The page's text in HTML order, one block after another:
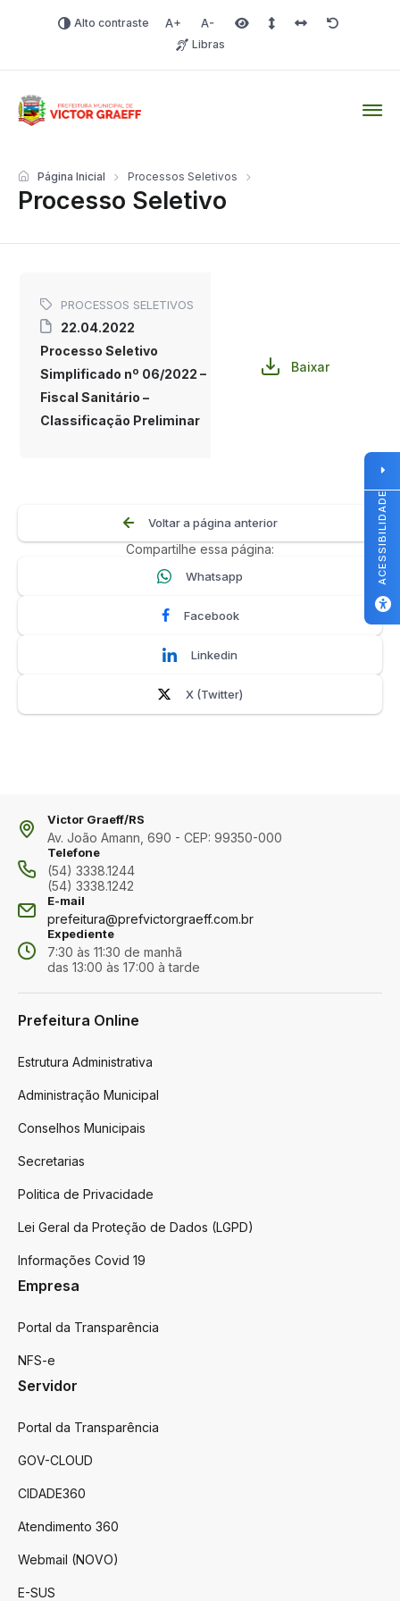
Alto contraste Aumentar fonte
Diminuir fonteÁrea selecionada
Espaçamento de linha
Espaço dos
Redefinir
Libras
Processo Seletivo
Página Inicial Processos Seletivos
PROCESSOS SELETIVOS
22.04.2022
Processo Seletivo
Simplificado nº 06/2022 –
Fiscal Sanitário –
Classificação Preliminar
Baixar
Voltar a página anterior
Compartilhe essa página:
Whatsapp
Facebook
Linkedin
X (Twitter)
Victor Graeff/RS
Av. João Amann, 690 - CEP: 99350-000
Telefone
(54) 3338.1244
(54) 3338.1242
E-mail
prefeitura@prefvictorgraeff.com.br
Expediente
7:30 às 11:30 de manhã
das 13:00 às 17:00 à tarde
Prefeitura Online
Estrutura Administrativa
Administração Municipal
Conselhos Municipais
Secretarias
Politica de Privacidade
Lei Geral da Proteção de Dados (LGPD)
Informações Covid 19
Empresa
Portal da Transparência
NFS-e
Servidor
Portal da Transparência
GOV-CLOUD
CIDADE360
Atendimento 360
Webmail (NOVO)
E-SUS
ACESSIBILIDADE